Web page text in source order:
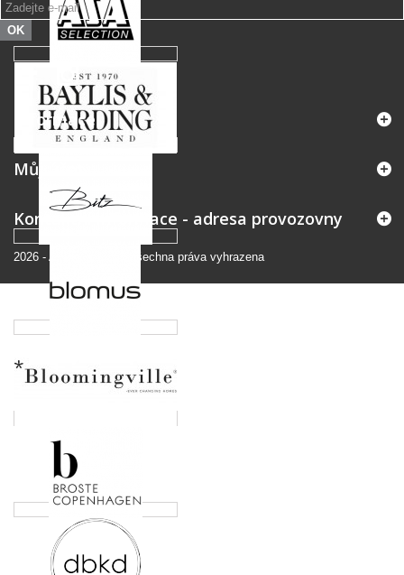
OK
Informace
Můj účet
Kontaktní informace - adresa provozovny
2026 - Andromedo.cz Všechna práva vyhrazena